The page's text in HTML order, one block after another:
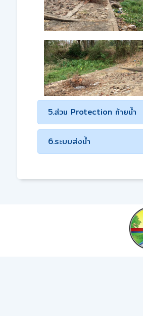
5.ส่วน Protection ท้ายน้ำ
6.ระบบส่งน้ำ